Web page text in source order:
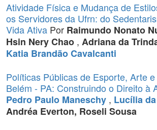
Atividade Física e Mudança de
os Servidores da Ufrn: do
Vida Ativa Por Raimundo Nonato
Hsin Nery Chao , Adriana da
Katia Brandão Cavalcanti
Políticas Públicas de Esporte, Arte
Belém - PA: Construindo o Direito à
Pedro Paulo Maneschy , Lucília
Andréa Everton, Roseli Sousa